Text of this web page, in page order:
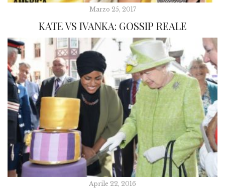
Marzo 25, 2017
KATE VS IVANKA: GOSSIP REALE
Aprile 22, 2016